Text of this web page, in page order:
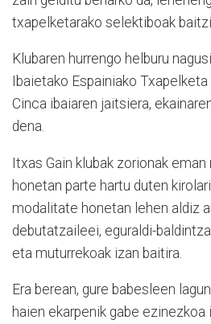
txapelketarako selektiboak
Klubaren hurrengo helburu
Ibaietako Espainiako Txapelketa
Cinca ibaiaren jaitsiera,
dena.
Itxas Gain klubak zorionak
honetan parte hartu duten
modalitate honetan lehen aldiz
debutatzaileei, eguraldi-
eta muturrekoak izan baitira.
Era berean, gure babesleen
haien ekarpenik gabe